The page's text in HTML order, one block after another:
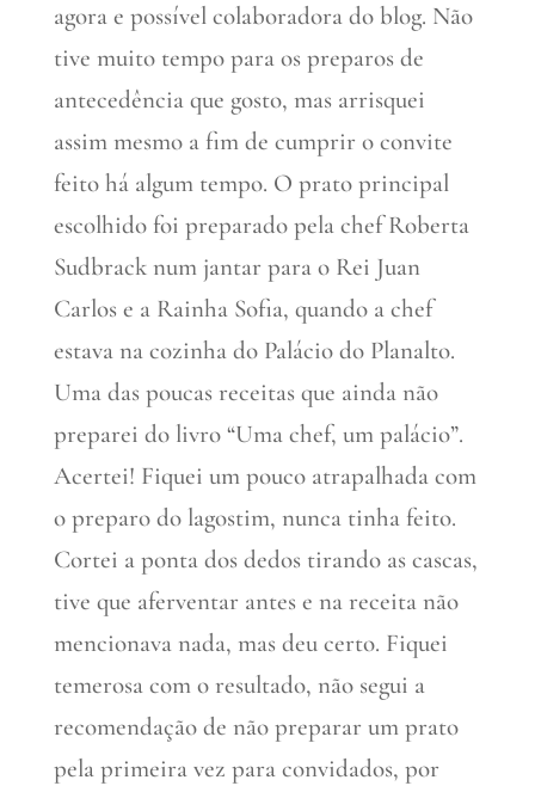
agora e possível colaboradora do blog. Não
tive muito tempo para os preparos de
antecedência que gosto, mas arrisquei
assim mesmo a fim de cumprir o convite
feito há algum tempo. O prato principal
escolhido foi preparado pela chef Roberta
Sudbrack num jantar para o Rei Juan
Carlos e a Rainha Sofia, quando a chef
estava na cozinha do Palácio do Planalto.
Uma das poucas receitas que ainda não
preparei do livro “Uma chef, um palácio”.
Acertei! Fiquei um pouco atrapalhada com
o preparo do lagostim, nunca tinha feito.
Cortei a ponta dos dedos tirando as cascas,
tive que aferventar antes e na receita não
mencionava nada, mas deu certo. Fiquei
temerosa com o resultado, não segui a
recomendação de não preparar um prato
pela primeira vez para convidados, por